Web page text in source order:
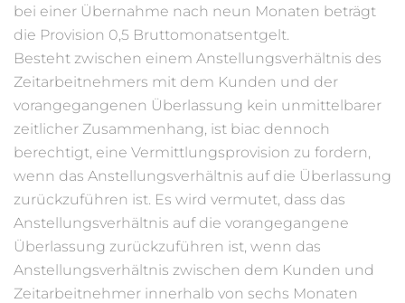
bei einer Übernahme nach neun Monaten beträgt
die Provision 0,5 Bruttomonatsentgelt.
Besteht zwischen einem Anstellungsverhältnis des
Zeitarbeitnehmers mit dem Kunden und der
vorangegangenen Überlassung kein unmittelbarer
zeitlicher Zusammenhang, ist biac dennoch
berechtigt, eine Vermittlungsprovision zu fordern,
wenn das Anstellungsverhältnis auf die Überlassung
zurückzuführen ist. Es wird vermutet, dass das
Anstellungsverhältnis auf die vorangegangene
Überlassung zurückzuführen ist, wenn das
Anstellungsverhältnis zwischen dem Kunden und
Zeitarbeitnehmer innerhalb von sechs Monaten